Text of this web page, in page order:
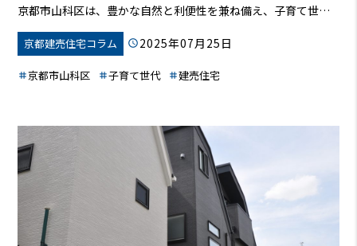
京都市山科区は、豊かな自然と利便性を兼ね備え、子育て世代
に人気のエリアです。この記事では、山科区の住宅購入事情を
徹底解説！価格相場から、子育て環境、交通アクセスまで、あ
なたの家探しをサポートします。この記事を読めば、あなたも
京都建売住宅コラム 2025年07月25日
京都市山科区 子育て世代 建売住宅